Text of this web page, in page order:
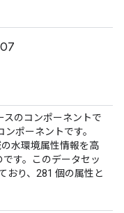
スのコンポーネントで
ンポーネントです。
水環境属性情報を高
す。このデータセッ
おり、281 個の属性と